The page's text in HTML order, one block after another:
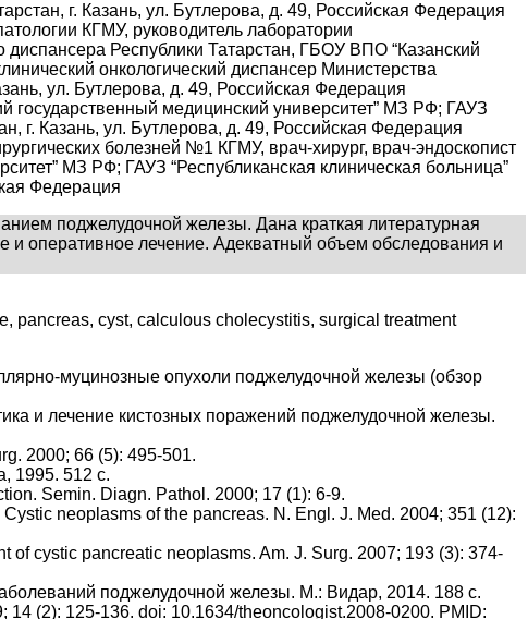
г. Казань, ул. Бутлерова, д. 49, Российская Федерация
КГМУ, руководитель лаборатории
диспансера Республики Татарстан, ГБОУ ВПО “Казанский
онкологический диспансер Министерства
ул. Бутлерова, д. 49, Российская Федерация
медицинский университет” МЗ РФ; ГАУЗ
г. Казань, ул. Бутлерова, д. 49, Российская Федерация
болезней №1 КГМУ, врач-хирург, врач-эндоскопист
МЗ РФ; ГАУЗ “Республиканская клиническая больница”
Федерация
поджелудочной железы. Дана краткая литературная
и оперативное лечение. Адекватный объем обследования и
pancreas, cyst, calculous cholecystitis, surgical treatment
муцинозные опухоли поджелудочной железы (обзор
и лечение кистозных поражений поджелудочной железы.
2000; 66 (5): 495-501.
1995. 512 с.
Semin. Diagn. Pathol. 2000; 17 (1): 6-9.
neoplasms of the pancreas. N. Engl. J. Med. 2004; 351 (12):
of cystic pancreatic neoplasms. Am. J. Surg. 2007; 193 (3): 374-
поджелудочной железы. М.: Видар, 2014. 188 с.
(2): 125-136. doi: 10.1634/theoncologist.2008-0200. PMID: